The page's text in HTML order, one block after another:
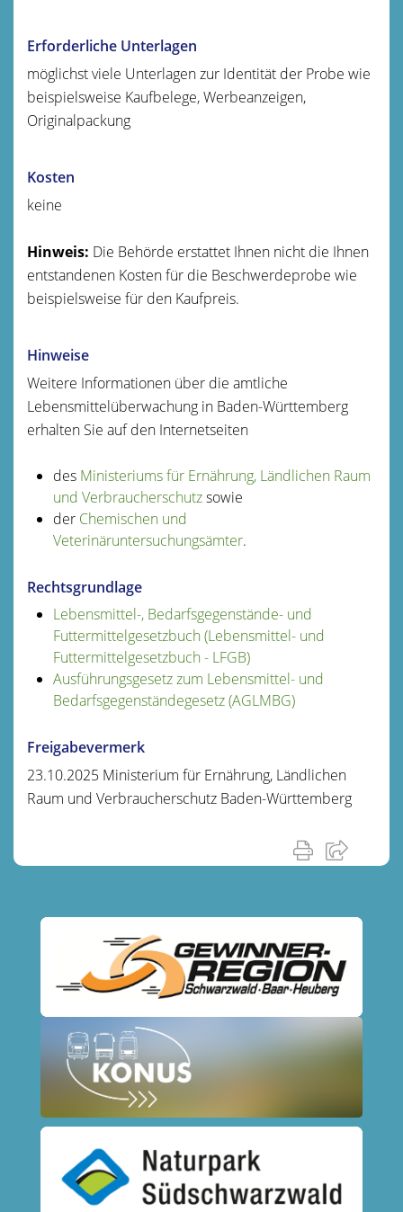
Erforderliche Unterlagen
möglichst viele Unterlagen zur Identität der Probe wie
beispielsweise Kaufbelege, Werbeanzeigen,
Originalpackung
Kosten
keine
Hinweis: Die Behörde erstattet Ihnen nicht die Ihnen
entstandenen Kosten für die Beschwerdeprobe wie
beispielsweise für den Kaufpreis.
Hinweise
Weitere Informationen über die amtliche
Lebensmittelüberwachung in Baden-Württemberg
erhalten Sie auf den Internetseiten
des Ministeriums für Ernährung, Ländlichen Raum
und Verbraucherschutzsowie
der Chemischen und
Veterinäruntersuchungsämter.
Rechtsgrundlage
Lebensmittel-, Bedarfsgegenstände- und
Futtermittelgesetzbuch (Lebensmittel- und
Futtermittelgesetzbuch - LFGB)
Ausführungsgesetz zum Lebensmittel- und
Bedarfsgegenständegesetz (AGLMBG)
Freigabevermerk
23.10.2025 Ministerium für Ernährung, Ländlichen
Raum und Verbraucherschutz Baden-Württemberg